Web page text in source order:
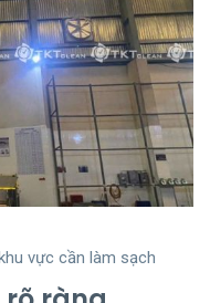
vực cần làm sạch